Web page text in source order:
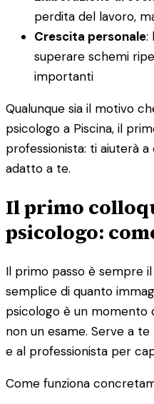
perdita del lavoro,
Crescita personale:
superare schemi
importanti
Qualunque sia il motivo
psicologo a Piscina, il
professionista: ti aiuterà
adatto a te.
Il primo
psicologo:
Il primo passo è sempre
semplice di quanto
psicologo è un momento
non un esame. Serve a
e al professionista per
Come funziona